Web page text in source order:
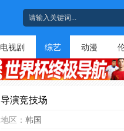
电视剧 综艺 动漫
导演竞技场
地区： 韩国